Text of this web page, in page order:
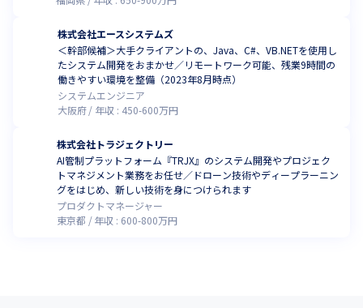
株式会社エースシステムズ
＜幹部候補＞大手クライアントの、Java、C#、VB.NETを使用し
たシステム開発をおまかせ／リモートワーク可能、残業9時間の
働きやすい環境を整備（2023年8月時点）
システムエンジニア
大阪府
年収 : 450-600万円
株式会社トラジェクトリー
AI管制プラットフォーム『TRJX』のシステム開発やプロジェク
トマネジメント業務をお任せ／ドローン技術やディープラーニン
グをはじめ、新しい技術を身につけられます
プロダクトマネージャー
東京都
年収 : 600-800万円